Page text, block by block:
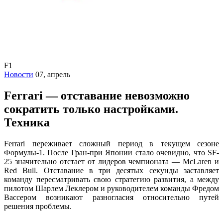
F1
Новости 07, апрель
Ferrari — отставание невозможно
сократить только настройками.
Техника
Ferrari переживает сложный период в текущем сезоне
Формулы-1. После Гран-при Японии стало очевидно, что SF-
25 значительно отстает от лидеров чемпионата — McLaren и
Red Bull. Отставание в три десятых секунды заставляет
команду пересматривать свою стратегию развития, а между
пилотом Шарлем Леклером и руководителем команды Фредом
Вассером возникают разногласия относительно путей
решения проблемы.